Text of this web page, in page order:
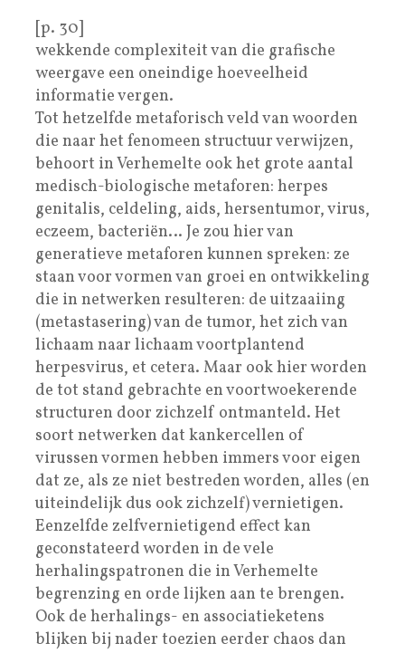
[p. 30]
wekkende complexiteit van die grafische
weergave een oneindige hoeveelheid
informatie vergen.
Tot hetzelfde metaforisch veld van woorden
die naar het fenomeen structuur verwijzen,
behoort in Verhemelte ook het grote aantal
medisch-biologische metaforen: herpes
genitalis, celdeling, aids, hersentumor, virus,
eczeem, bacteriën… Je zou hier van
generatieve metaforen kunnen spreken: ze
staan voor vormen van groei en ontwikkeling
die in netwerken resulteren: de uitzaaiing
(metastasering) van de tumor, het zich van
lichaam naar lichaam voortplantend
herpesvirus, et cetera. Maar ook hier worden
de tot stand gebrachte en voortwoekerende
structuren door zichzelf ontmanteld. Het
soort netwerken dat kankercellen of
virussen vormen hebben immers voor eigen
dat ze, als ze niet bestreden worden, alles (en
uiteindelijk dus ook zichzelf) vernietigen.
Eenzelfde zelfvernietigend effect kan
geconstateerd worden in de vele
herhalingspatronen die in Verhemelte
begrenzing en orde lijken aan te brengen.
Ook de herhalings- en associatieketens
blijken bij nader toezien eerder chaos dan